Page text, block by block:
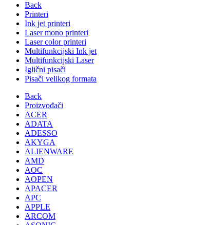
Back
Printeri
Ink jet printeri
Laser mono printeri
Laser color printeri
Multifunkcijski Ink jet
Multifunkcijski Laser
Iglični pisači
Pisači velikog formata
Back
Proizvođači
ACER
ADATA
ADESSO
AKYGA
ALIENWARE
AMD
AOC
AOPEN
APACER
APC
APPLE
ARCOM